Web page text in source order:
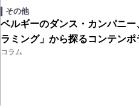
その他
ベルギーのダンス・カンパニ
ラミング」から探るコンテン
コラム